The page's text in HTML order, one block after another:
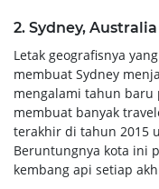
2. Sydney, Australia
Letak geografisnya
membuat Sydney
mengalami tahun baru
membuat banyak
terakhir di tahun 2015
Beruntungnya kota ini
kembang api setiap